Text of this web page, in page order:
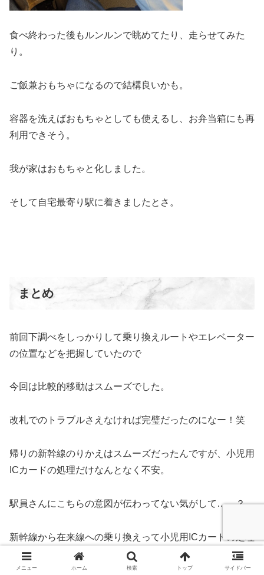
食べ終わった後もルンルンで眺めてたり、走らせてみた
り。
ご飯兼おもちゃになるので結構良いかも。
容器を洗えばおもちゃとしても使えるし、お弁当箱にも再
利用できそう。
我が家はおもちゃと化しました。
そして自宅最寄り駅に着きましたとさ。
まとめ
前回下調べをしっかりして乗り換えルートやエレベーター
の位置などを把握していたので
今回は比較的移動はスムーズでした。
改札でのトラブルさえなければ完璧だったのになー！笑
帰りの新幹線のりかえはスムーズだったんですが、小児用
ICカードの処理だけなんとなく不安。
駅員さんにこちらの意図が伝わってない気がして……？
新幹線から在来線への乗り換えって小児用ICカードの処理
いるっけ？ん？
メニュー ホーム 検索 トップ サイドバー